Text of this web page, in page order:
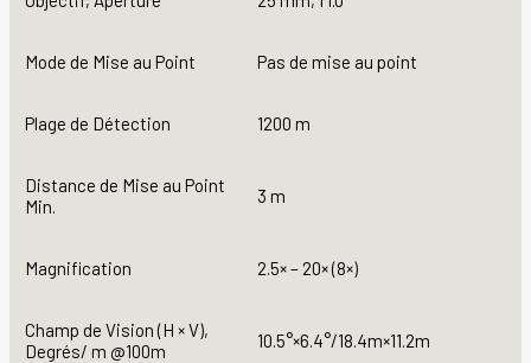
Mode de Mise au Point Pas de mise au point
Plage de Détection 1200 m
Distance de Mise au Point
Min.
3 m
Magnification 2.5× – 20× (8×)
Champ de Vision (H × V),
Degrés/ m @100m
10.5°×6.4°/18.4m×11.2m